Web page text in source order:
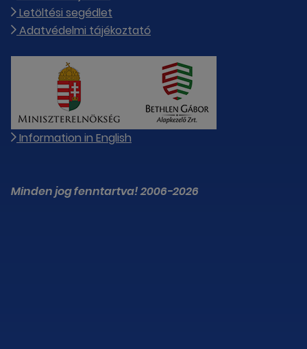
Letöltési segédlet
Adatvédelmi tájékoztató
Information in English
Minden jog fenntartva! 2006-2026